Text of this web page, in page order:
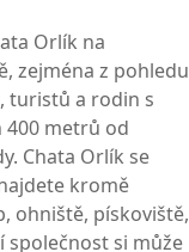
Orlík na
zejména z pohledu
turistů a rodin s
400 metrů od
Chata Orlík se
kromě
ohniště, pískoviště,
společnost si může